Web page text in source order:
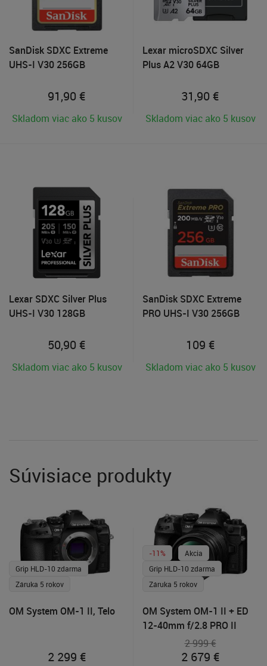
SanDisk SDXC Extreme
UHS-I V30 256GB
91,90 €
Skladom viac ako 5 kusov
Lexar microSDXC Silver
Plus A2 V30 64GB
31,90 €
Skladom viac ako 5 kusov
Lexar SDXC Silver Plus
UHS-I V30 128GB
50,90 €
Skladom viac ako 5 kusov
SanDisk SDXC Extreme
PRO UHS-I V30 256GB
109 €
Skladom viac ako 5 kusov
Súvisiace produkty
Grip HLD-10 zdarma
Záruka 5 rokov
OM System OM-1 II, Telo
2 299 €
-11%
Akcia
Grip HLD-10 zdarma
Záruka 5 rokov
OM System OM-1 II + ED
12-40mm f/2.8 PRO II
2 999 €
2 679 €